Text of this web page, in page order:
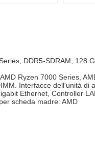
DDR5-SDRAM, 128
Ryzen 7000 Series,
Interfacce dell'unità di
Ethernet, Controller
scheda madre: AMD